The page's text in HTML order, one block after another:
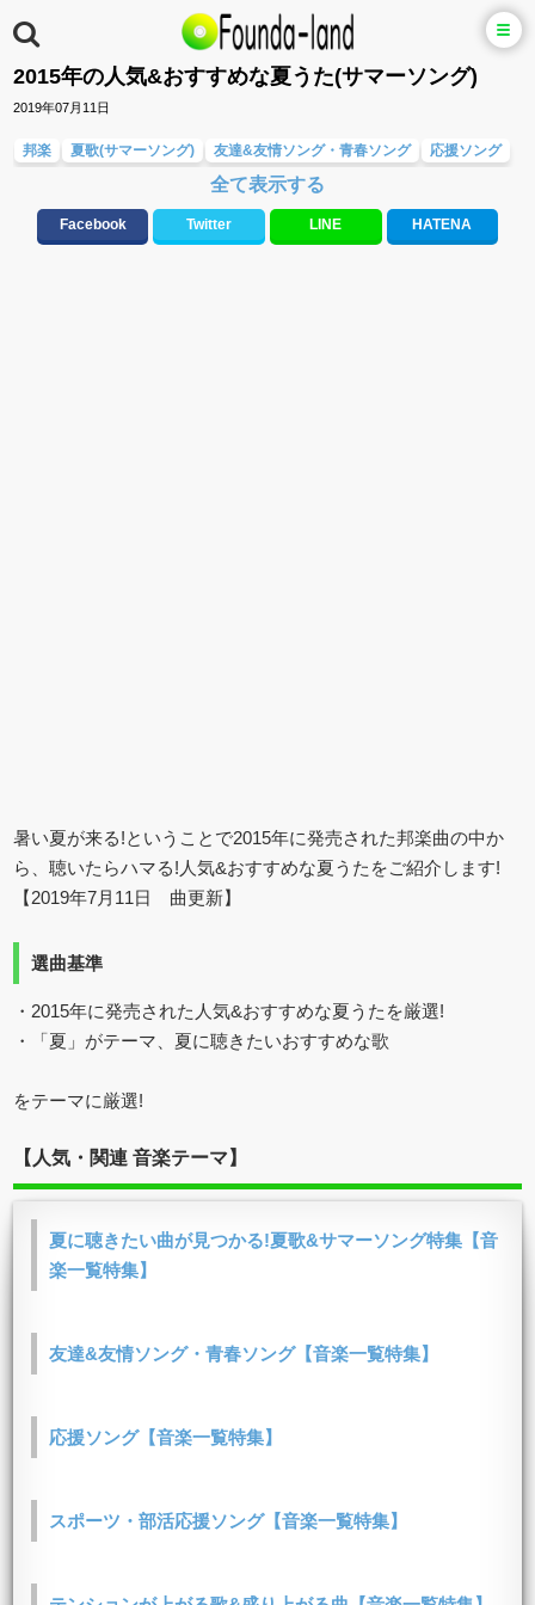
2015年の人気&おすすめな夏うた(サマーソング)
2019年07月11日
邦楽 夏歌(サマーソング) 友達&友情ソング・青春ソング 応援ソング
テンションが上がる歌&盛り上がる曲
元気が出る歌・やる気が出る曲・明るい曲・楽しい歌・勇気が出る歌
全て表示する
Facebook Twitter LINE HATENA
暑い夏が来る!ということで2015年に発売された邦楽曲の中か
ら、聴いたらハマる!人気&おすすめな夏うたをご紹介します!
【2019年7月11日 曲更新】
選曲基準
・2015年に発売された人気&おすすめな夏うたを厳選!
・「夏」がテーマ、夏に聴きたいおすすめな歌
をテーマに厳選!
【人気・関連 音楽テーマ】
夏に聴きたい曲が見つかる!夏歌&サマーソング特集【音
楽一覧特集】
友達&友情ソング・青春ソング【音楽一覧特集】
応援ソング【音楽一覧特集】
スポーツ・部活応援ソング【音楽一覧特集】